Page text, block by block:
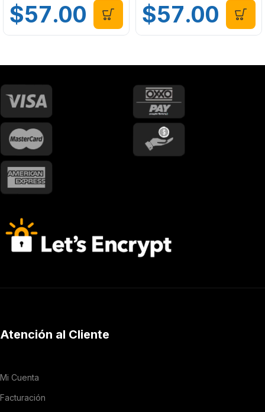
$57.00 $57.00
Atención al Cliente
Mi Cuenta
Facturación